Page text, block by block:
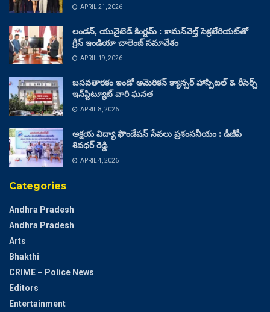
APRIL 21, 2026
లండన్, యునైటెడ్ కింగ్డమ్ : కామన్‌వెల్త్ సెక్రటేరియట్‌తో
గ్రీన్ ఇండియా చాలెంజ్ సమావేశం
APRIL 19, 2026
బసవతారకం ఇండో అమెరికన్ క్యాన్సర్ హాస్పిటల్ & రీసెర్చ్
ఇన్‌స్టిట్యూట్ వారి ఘనత
APRIL 8, 2026
అక్షయ విద్యా ఫౌండేషన్ సేవలు ప్రశంసనీయం : డీజీపీ
శివధర్ రెడ్డి
APRIL 4, 2026
Categories
Andhra Pradesh
Andhra Pradesh
Arts
Bhakthi
CRIME – Police News
Editors
Entertainment